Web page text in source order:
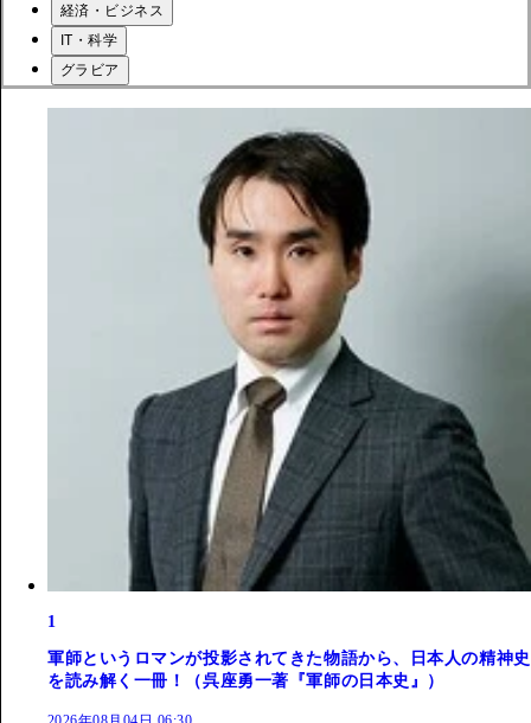
経済・ビジネス
IT・科学
グラビア
1
軍師というロマンが投影されてきた物語から、日本人の精神史
を読み解く一冊！（呉座勇一著『軍師の日本史』）